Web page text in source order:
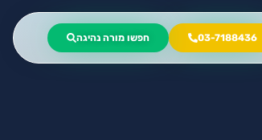
03-7188436 חפשו מורה נהיגה